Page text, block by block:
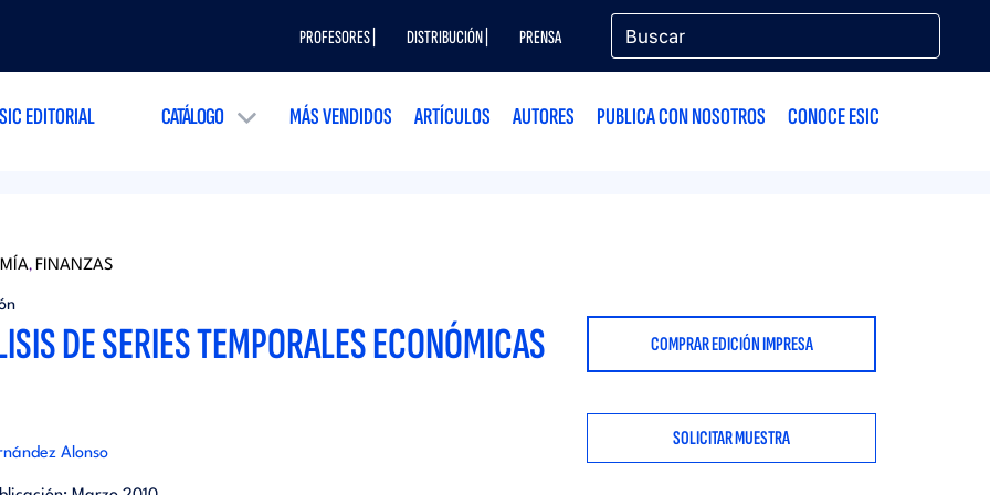
PROFESORES | DISTRIBUCIÓN | PRENSA
EDITORIAL CATÁLOGO MÁS VENDIDOS ARTÍCULOS AUTORES PUBLICA CON NOSOTROS CONOCE ESIC
, FINANZAS
DE SERIES TEMPORALES ECONÓMICAS
Alonso
COMPRAR EDICIÓN IMPRESA
SOLICITAR MUESTRA